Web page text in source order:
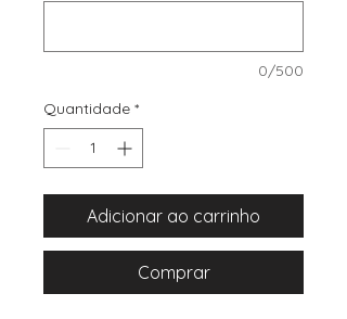
0/500
Quantidade *
Adicionar ao carrinho
Comprar